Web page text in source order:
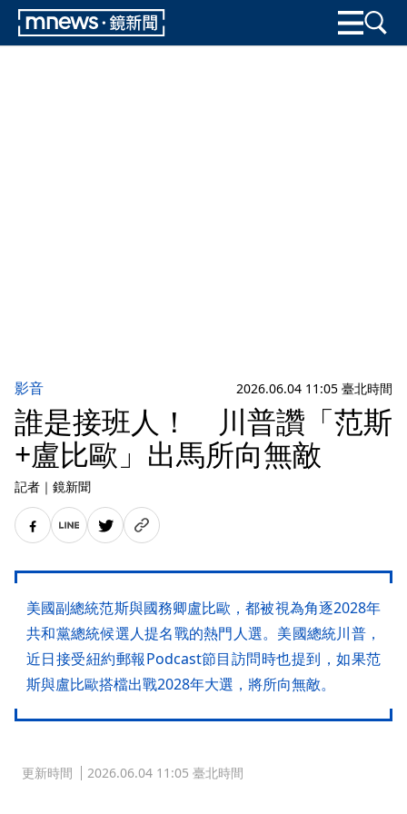
影音 2026.06.04 11:05 臺北時間
誰是接班人！ 川普讚「范斯
+盧比歐」出馬所向無敵
記者 ｜ 鏡新聞
美國副總統范斯與國務卿盧比歐，都被視為角逐2028年
共和黨總統候選人提名戰的熱門人選。美國總統川普，
近日接受紐約郵報Podcast節目訪問時也提到，如果范
斯與盧比歐搭檔出戰2028年大選，將所向無敵。
更新時間 2026.06.04 11:05 臺北時間